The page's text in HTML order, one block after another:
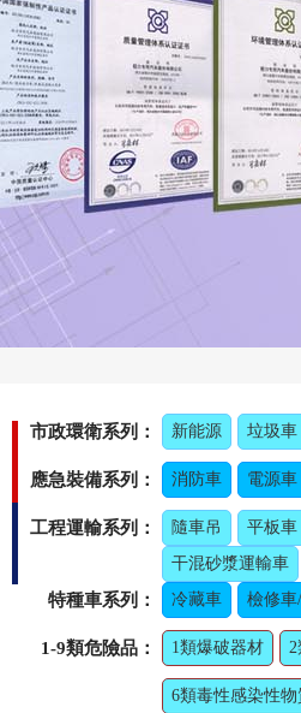
市政環衛系列： 新能源 垃圾車
應急裝備系列： 消防車 電源車
工程運輸系列： 隨車吊 平板車
干混砂漿運輸車
特種車系列： 冷藏車 檢修
1-9類危險品： 1類爆破器材 2
6類毒性感染性物